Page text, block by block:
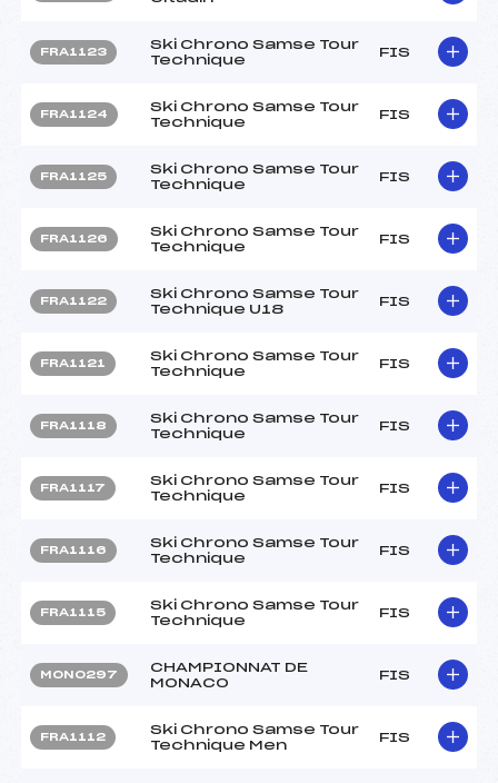
FRA1123
Ski Chrono Samse Tour
Technique
FIS
FRA1124
Ski Chrono Samse Tour
Technique
FIS
FRA1125
Ski Chrono Samse Tour
Technique
FIS
FRA1126
Ski Chrono Samse Tour
Technique
FIS
FRA1122
Ski Chrono Samse Tour
Technique U18
FIS
FRA1121
Ski Chrono Samse Tour
Technique
FIS
FRA1118
Ski Chrono Samse Tour
Technique
FIS
FRA1117
Ski Chrono Samse Tour
Technique
FIS
FRA1116
Ski Chrono Samse Tour
Technique
FIS
FRA1115
Ski Chrono Samse Tour
Technique
FIS
MON0297
CHAMPIONNAT DE
MONACO
FIS
FRA1112
Ski Chrono Samse Tour
Technique Men
FIS